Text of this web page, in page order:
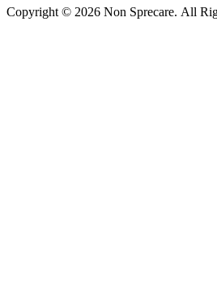
Copyright © 2026 Non Sprecare. All